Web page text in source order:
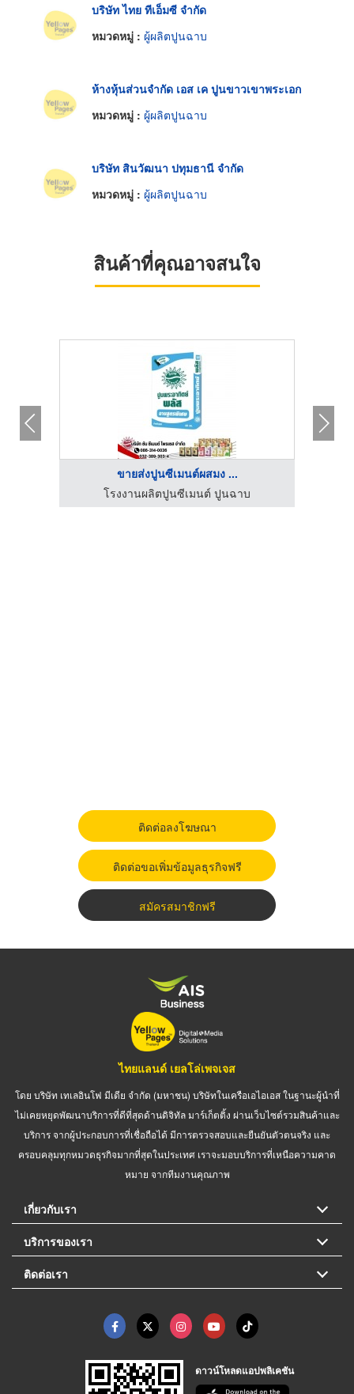
บริษัท ไทย ทีเอ็มซี จำกัด
หมวดหมู่ : ผู้ผลิตปูนฉาบ
ห้างหุ้นส่วนจำกัด เอส เค ปูนขาวเขาพระเอก
หมวดหมู่ : ผู้ผลิตปูนฉาบ
บริษัท สินวัฒนา ปทุมธานี จำกัด
หมวดหมู่ : ผู้ผลิตปูนฉาบ
สินค้าที่คุณอาจสนใจ
ขายส่งปูนซีเมนต์ผสมง ...
โรงงานผลิตปูนซีเมนต์ ปูนฉาบ
ติดต่อลงโฆษณา
ติดต่อขอเพิ่มข้อมูลธุรกิจฟรี
สมัครสมาชิกฟรี
ไทยแลนด์ เยลโล่เพจเจส
โดย บริษัท เทเลอินโฟ มีเดีย จำกัด (มหาชน) บริษัทในเครือเอไอเอส ในฐานะผู้นำที่
ไม่เคยหยุดพัฒนาบริการที่ดีที่สุดด้านดิจิทัล มาร์เก็ตติ้ง ผ่านเว็บไซต์รวมสินค้าและ
บริการ จากผู้ประกอบการที่เชื่อถือได้ มีการตรวจสอบและยืนยันตัวตนจริง และ
ครอบคลุมทุกหมวดธุรกิจมากที่สุดในประเทศ เราจะมอบบริการที่เหนือความคาด
หมาย จากทีมงานคุณภาพ
เกี่ยวกับเรา
บริการของเรา
ติดต่อเรา
ดาวน์โหลดแอปพลิเคชัน